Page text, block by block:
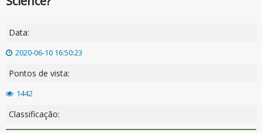
Data:
2020-06-10 16:50:23
Pontos de vista:
1442
Classificação: